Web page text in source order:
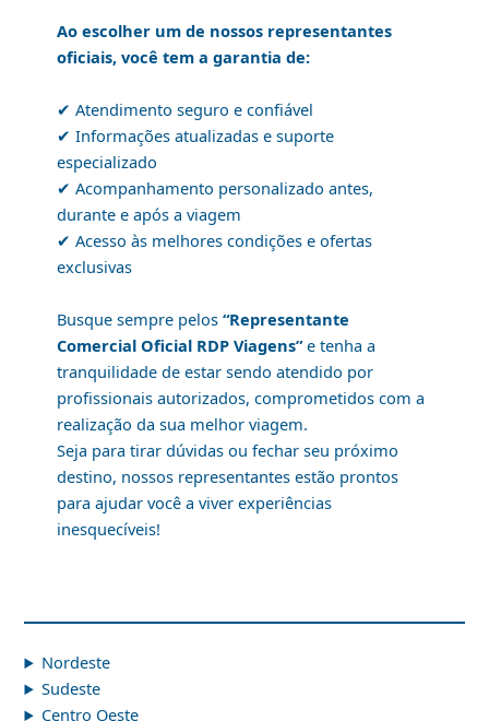
Ao escolher um de nossos representantes
oficiais, você tem a garantia de:
✔ Atendimento seguro e confiável
✔ Informações atualizadas e suporte
especializado
✔ Acompanhamento personalizado antes,
durante e após a viagem
✔ Acesso às melhores condições e ofertas
exclusivas
Busque sempre pelos “Representante
Comercial Oficial RDP Viagens”e tenha a
tranquilidade de estar sendo atendido por
profissionais autorizados, comprometidos com a
realização da sua melhor viagem.
Seja para tirar dúvidas ou fechar seu próximo
destino, nossos representantes estão prontos
para ajudar você a viver experiências
inesquecíveis!
Nordeste
Sudeste
Centro Oeste